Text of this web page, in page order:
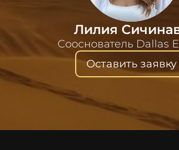
Лилия
Сооснователь Dallas
Оставить заявку